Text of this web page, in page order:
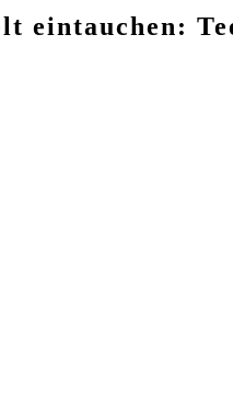
eintauchen: